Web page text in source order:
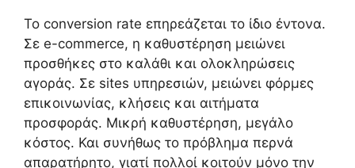
Το conversion rate επηρεάζεται το ίδιο έντονα.
Σε e-commerce, η καθυστέρηση μειώνει
προσθήκες στο καλάθι και ολοκληρώσεις
αγοράς. Σε sites υπηρεσιών, μειώνει φόρμες
επικοινωνίας, κλήσεις και αιτήματα
προσφοράς. Μικρή καθυστέρηση, μεγάλο
κόστος. Και συνήθως το πρόβλημα περνά
απαρατήρητο, γιατί πολλοί κοιτούν μόνο την